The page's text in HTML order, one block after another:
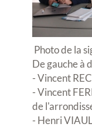
Photo de la
De gauche à
- Vincent
- Vincent
de
- Henri